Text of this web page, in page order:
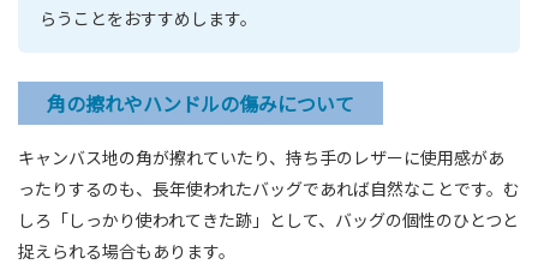
らうことをおすすめします。
角の擦れやハンドルの傷みについて
キャンバス地の角が擦れていたり、持ち手のレザーに使用感があ
ったりするのも、長年使われたバッグであれば自然なことです。む
しろ「しっかり使われてきた跡」として、バッグの個性のひとつと
捉えられる場合もあります。